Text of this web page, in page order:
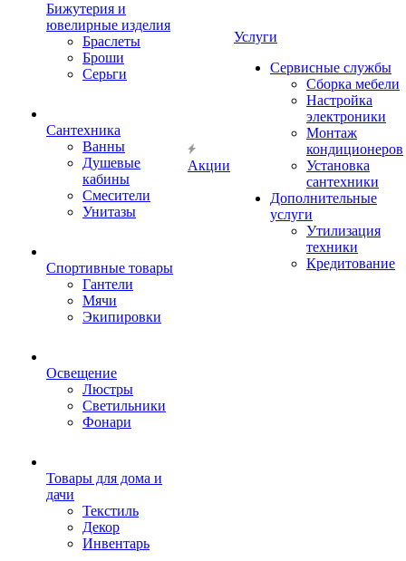
Бижутерия и
ювелирные изделия
Браслеты
Броши
Серьги
Сантехника
Ванны
Душевые
кабины
Смесители
Унитазы
Спортивные товары
Гантели
Мячи
Экипировки
Освещение
Люстры
Светильники
Фонари
Товары для дома и
дачи
Текстиль
Декор
Инвентарь
Акции
Услуги
Сервисные службы
Сборка мебели
Настройка
электроники
Монтаж
кондиционеров
Установка
сантехники
Дополнительные
услуги
Утилизация
техники
Кредитование